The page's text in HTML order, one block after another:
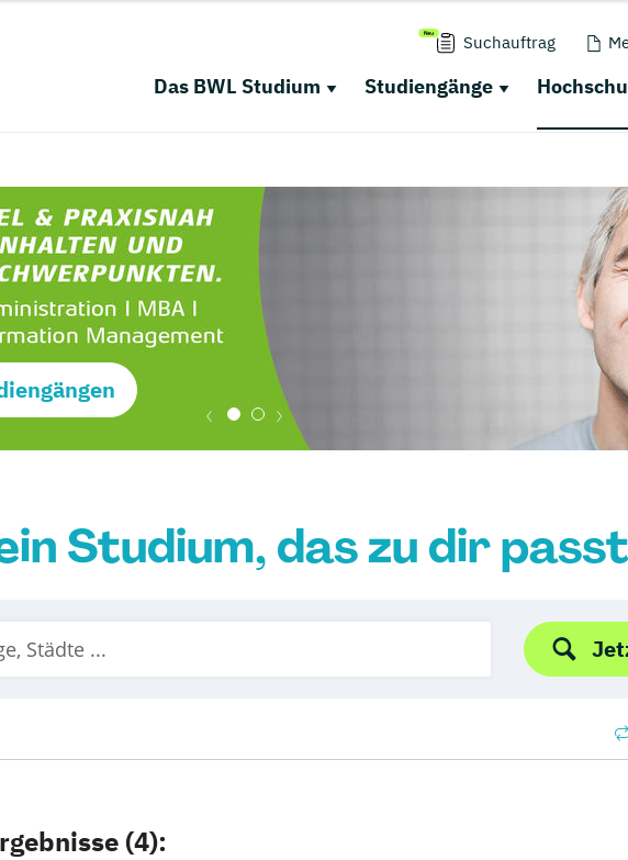
Suchauftrag
Das BWL Studium Studiengänge
Studium, das zu dir passt
(4):